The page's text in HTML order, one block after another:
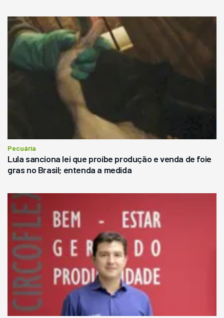
Pecuária
Lula sanciona lei que proíbe produção e venda de foie
gras no Brasil; entenda a medida